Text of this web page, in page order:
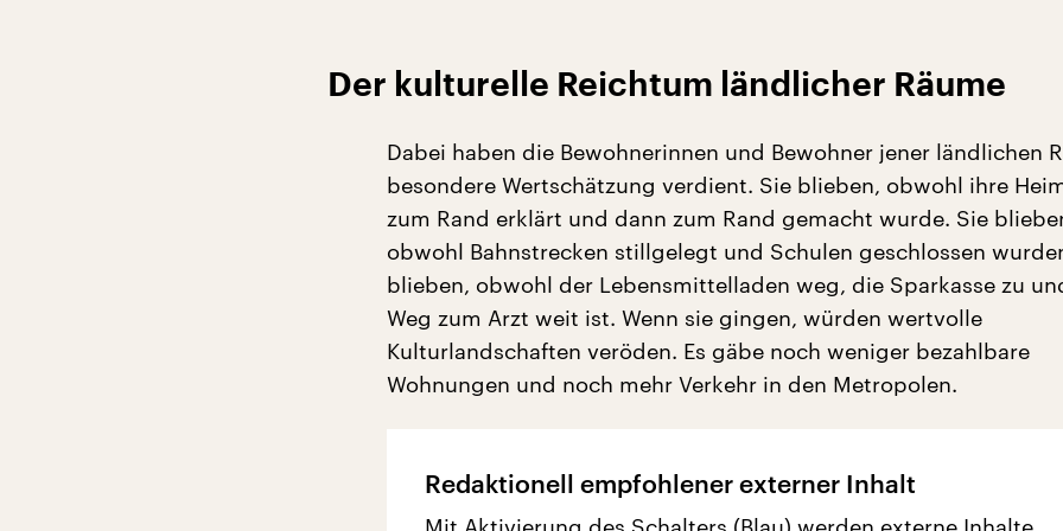
Der kulturelle Reichtum ländlicher Räume
Dabei haben die Bewohnerinnen und Bewohner jener ländlichen
besondere Wertschätzung verdient. Sie blieben, obwohl ihre
zum Rand erklärt und dann zum Rand gemacht wurde. Sie
obwohl Bahnstrecken stillgelegt und Schulen geschlossen
blieben, obwohl der Lebensmittelladen weg, die Sparkasse zu
Weg zum Arzt weit ist. Wenn sie gingen, würden wertvolle
Kulturlandschaften veröden. Es gäbe noch weniger bezahlbare
Wohnungen und noch mehr Verkehr in den Metropolen.
Redaktionell empfohlener externer Inhalt